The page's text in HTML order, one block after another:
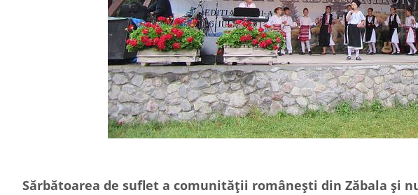
Sărbătoarea de suflet a comunității românești din Zăbala și